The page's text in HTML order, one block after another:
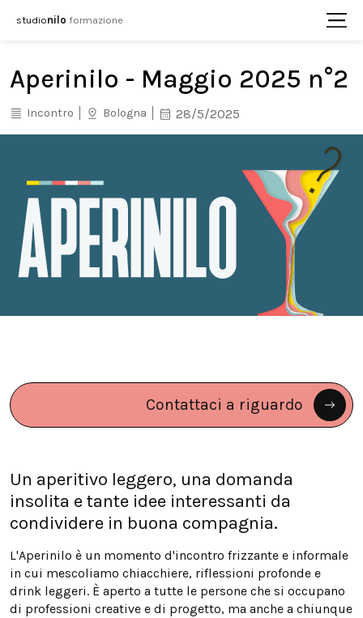
studionilo formazione
Aperinilo - Maggio 2025 n°2
Incontro Bologna 28/5/2025
Contattaci a riguardo
Un aperitivo leggero, una domanda
insolita e tante idee interessanti da
condividere in buona compagnia.
L'Aperinilo è un momento d'incontro frizzante e informale
in cui mescoliamo chiacchiere, riflessioni profonde e
drink leggeri. È aperto a tutte le persone che si occupano
di professioni creative e di progetto, ma anche a chiunque